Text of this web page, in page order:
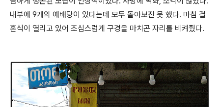
내부에 9개의 예배당이 있다는데 모두 돌아보진 못 했다. 마침 결
혼식이 열리고 있어 조심스럽게 구경을 마치곤 자리를 비켜줬다.